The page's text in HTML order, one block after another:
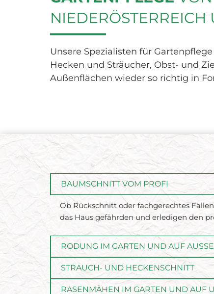
Unsere Spezialisten für
Hecken und Sträucher, Obst- und
Außenflächen wieder so richtig in
BAUMSCHNITT VOM PROFI
Ob Rückschnitt oder fachgerechtes
das Haus gefährden und erledigen den
RODUNG IM GARTEN UND AUF
STRAUCH- UND HECKENSCHNITT
RASENMÄHEN IM GARTEN UND AUF